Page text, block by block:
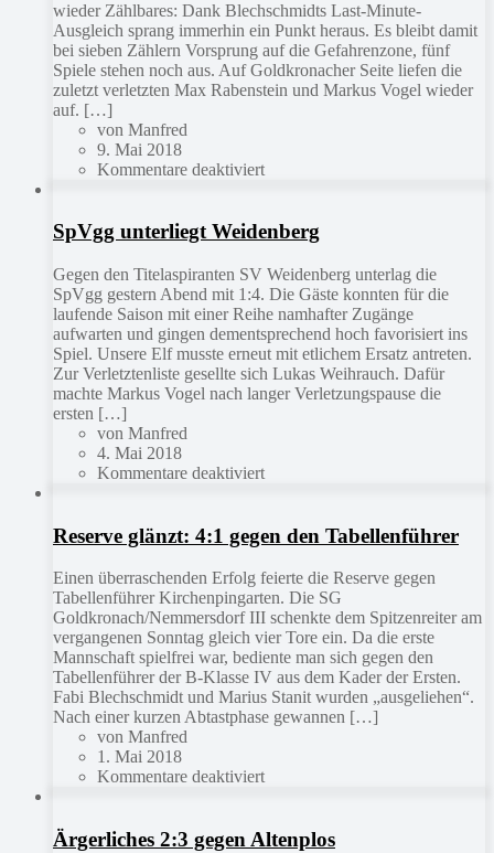
wieder Zählbares: Dank Blechschmidts Last-Minute-
Ausgleich sprang immerhin ein Punkt heraus. Es bleibt damit
bei sieben Zählern Vorsprung auf die Gefahrenzone, fünf
Spiele stehen noch aus. Auf Goldkronacher Seite liefen die
zuletzt verletzten Max Rabenstein und Markus Vogel wieder
auf. […]
von Manfred
9. Mai 2018
Kommentare deaktiviert
SpVgg unterliegt Weidenberg
Gegen den Titelaspiranten SV Weidenberg unterlag die
SpVgg gestern Abend mit 1:4. Die Gäste konnten für die
laufende Saison mit einer Reihe namhafter Zugänge
aufwarten und gingen dementsprechend hoch favorisiert ins
Spiel. Unsere Elf musste erneut mit etlichem Ersatz antreten.
Zur Verletztenliste gesellte sich Lukas Weihrauch. Dafür
machte Markus Vogel nach langer Verletzungspause die
ersten […]
von Manfred
4. Mai 2018
Kommentare deaktiviert
Reserve glänzt: 4:1 gegen den Tabellenführer
Einen überraschenden Erfolg feierte die Reserve gegen
Tabellenführer Kirchenpingarten. Die SG
Goldkronach/Nemmersdorf III schenkte dem Spitzenreiter am
vergangenen Sonntag gleich vier Tore ein. Da die erste
Mannschaft spielfrei war, bediente man sich gegen den
Tabellenführer der B-Klasse IV aus dem Kader der Ersten.
Fabi Blechschmidt und Marius Stanit wurden „ausgeliehen“.
Nach einer kurzen Abtastphase gewannen […]
von Manfred
1. Mai 2018
Kommentare deaktiviert
Ärgerliches 2:3 gegen Altenplos